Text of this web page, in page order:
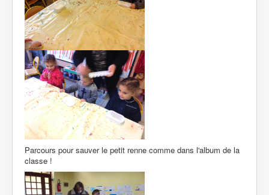
Parcours pour sauver le petit renne comme dans l'album de la
classe !